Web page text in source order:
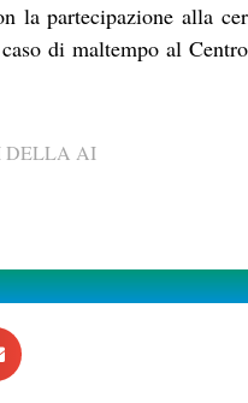
la partecipazione alla
di maltempo al
DELLA AI